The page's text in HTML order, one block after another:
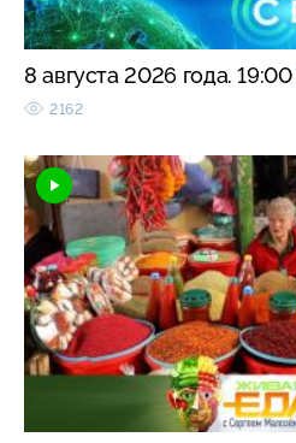
8 августа 2026 года. 19:00
2162